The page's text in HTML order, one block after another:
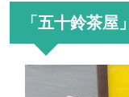
「五十鈴茶